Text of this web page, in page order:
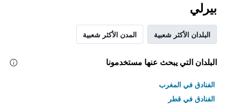
بيرلي
البلدان الأكثر شعبية المدن الأكثر شعبية
البلدان التي يبحث عنها مستخدمونا
الفنادق في المغرب
الفنادق في قطر